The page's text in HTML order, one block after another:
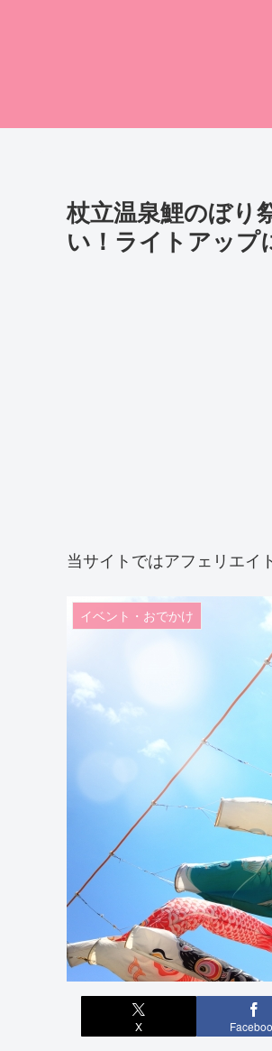
杖立温泉鯉のぼり
い！ライトアップ
当サイトではアフェリエイ
イベント・おでかけ
X